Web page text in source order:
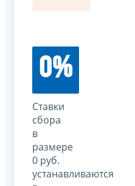
0%
Ставки
сбора
в
размере
0 руб.
устанавливаются